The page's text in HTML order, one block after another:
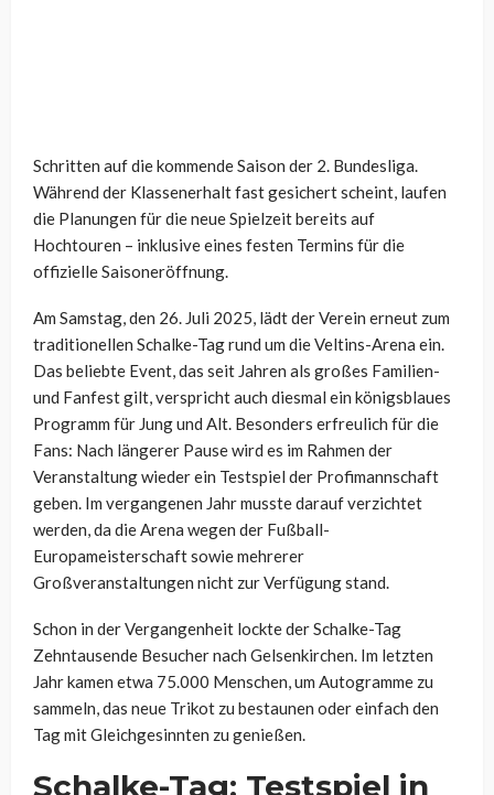
Schritten auf die kommende Saison der 2. Bundesliga.
Während der Klassenerhalt fast gesichert scheint, laufen
die Planungen für die neue Spielzeit bereits auf
Hochtouren – inklusive eines festen Termins für die
offizielle Saisoneröffnung.
Am Samstag, den 26. Juli 2025, lädt der Verein erneut zum
traditionellen Schalke-Tag rund um die Veltins-Arena ein.
Das beliebte Event, das seit Jahren als großes Familien-
und Fanfest gilt, verspricht auch diesmal ein königsblaues
Programm für Jung und Alt. Besonders erfreulich für die
Fans: Nach längerer Pause wird es im Rahmen der
Veranstaltung wieder ein Testspiel der Profimannschaft
geben. Im vergangenen Jahr musste darauf verzichtet
werden, da die Arena wegen der Fußball-
Europameisterschaft sowie mehrerer
Großveranstaltungen nicht zur Verfügung stand.
Schon in der Vergangenheit lockte der Schalke-Tag
Zehntausende Besucher nach Gelsenkirchen. Im letzten
Jahr kamen etwa 75.000 Menschen, um Autogramme zu
sammeln, das neue Trikot zu bestaunen oder einfach den
Tag mit Gleichgesinnten zu genießen.
Schalke-Tag: Testspiel in